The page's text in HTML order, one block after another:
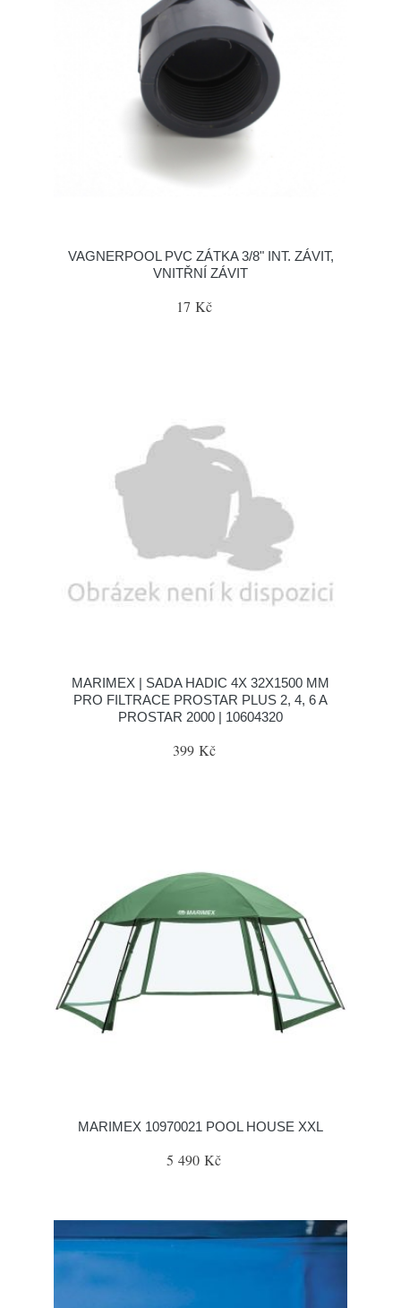
VAGNERPOOL PVC ZÁTKA 3/8" INT. ZÁVIT,
VNITŘNÍ ZÁVIT
17 Kč
MARIMEX | SADA HADIC 4X 32X1500 MM
PRO FILTRACE PROSTAR PLUS 2, 4, 6 A
PROSTAR 2000 | 10604320
399 Kč
MARIMEX 10970021 POOL HOUSE XXL
5 490 Kč